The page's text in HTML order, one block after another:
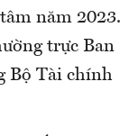
năm 2023.
trực Ban
Bộ Tài chính